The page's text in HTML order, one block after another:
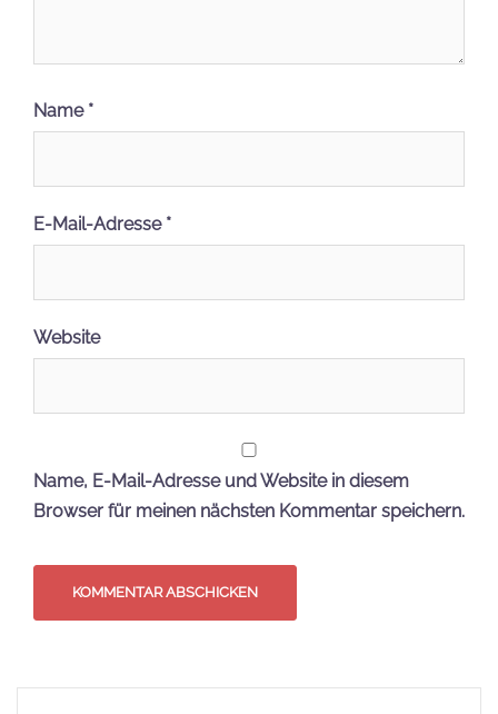
Name *
E-Mail-Adresse *
Website
Name, E-Mail-Adresse und Website in diesem
Browser für meinen nächsten Kommentar speichern.